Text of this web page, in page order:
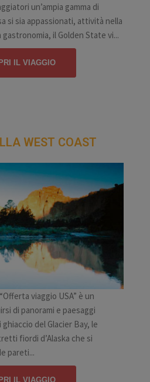
un’ampia gamma di
si sia appassionati, attività nella
il Golden State vi...
IL VIAGGIO
WEST COAST
viaggio USA” è un
di panorami e paesaggi
del Glacier Bay, le
fiordi d’Alaska che si
pareti...
IL VIAGGIO